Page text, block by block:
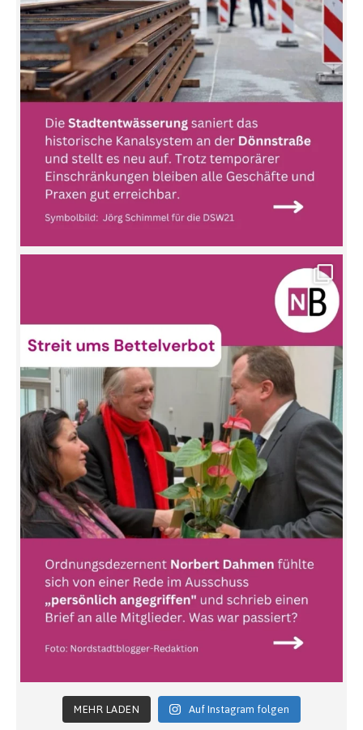
MEHR LADEN Auf Instagram folgen